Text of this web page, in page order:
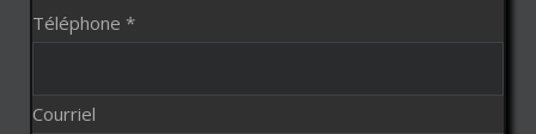
Téléphone *
Courriel